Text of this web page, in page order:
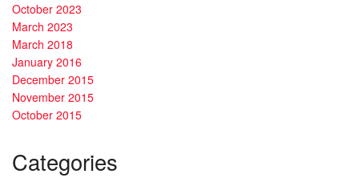
October 2023
March 2023
March 2018
January 2016
December 2015
November 2015
October 2015
Categories